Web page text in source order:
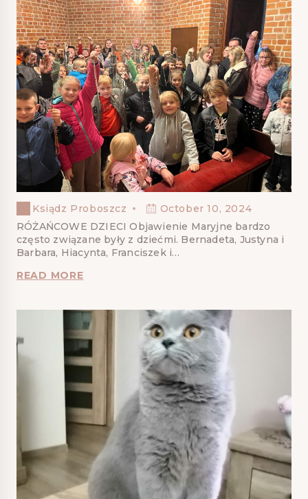
Ksiądz Proboszcz
October 10, 2024
RÓŻAŃCOWE DZIECI Objawienie Maryjne bardzo
często związane były z dziećmi. Bernadeta, Justyna i
Barbara, Hiacynta, Franciszek i…
READ MORE